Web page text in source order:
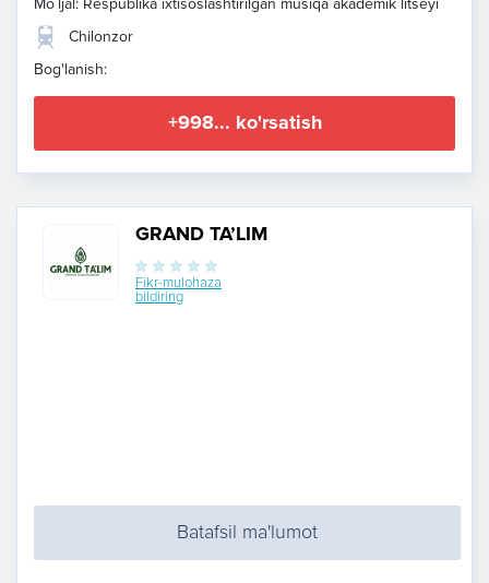
Chilonzor
Bog'lanish:
+998... ko'rsatish
GRAND TA’LIM
Fikr-mulohaza
bildiring
Batafsil ma'lumot